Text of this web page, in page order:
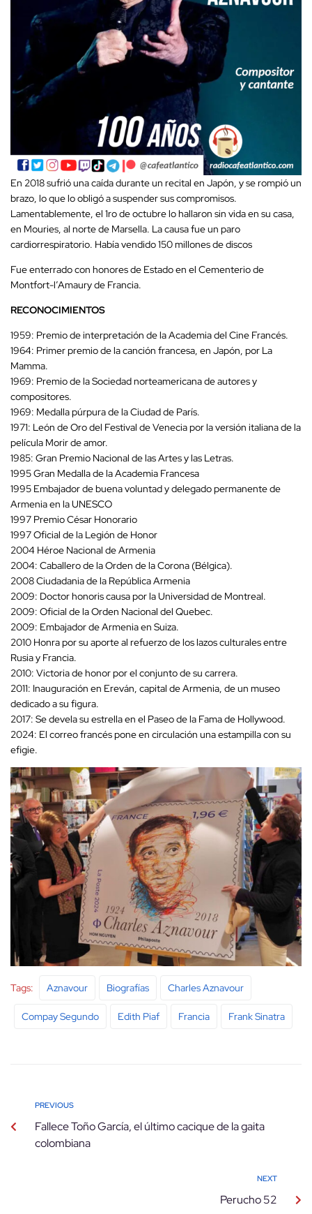
En 2018 sufrió una caída durante un recital en Japón, y se rompió un
brazo, lo que lo obligó a suspender sus compromisos.
Lamentablemente, el 1ro de octubre lo hallaron sin vida en su casa,
en Mouries, al norte de Marsella. La causa fue un paro
cardiorrespiratorio. Había vendido 150 millones de discos
Fue enterrado con honores de Estado en el Cementerio de
Montfort-l’Amaury de Francia.
RECONOCIMIENTOS
1959: Premio de interpretación de la Academia del Cine Francés.
1964: Primer premio de la canción francesa, en Japón, por La
Mamma.
1969: Premio de la Sociedad norteamericana de autores y
compositores.
1969: Medalla púrpura de la Ciudad de París.
1971: León de Oro del Festival de Venecia por la versión italiana de la
película Morir de amor.
1985: Gran Premio Nacional de las Artes y las Letras.
1995 Gran Medalla de la Academia Francesa
1995 Embajador de buena voluntad y delegado permanente de
Armenia en la UNESCO
1997 Premio César Honorario
1997 Oficial de la Legión de Honor
2004 Héroe Nacional de Armenia
2004: Caballero de la Orden de la Corona (Bélgica).
2008 Ciudadania de la República Armenia
2009: Doctor honoris causa por la Universidad de Montreal.
2009: Oficial de la Orden Nacional del Quebec.
2009: Embajador de Armenia en Suiza.
2010 Honra por su aporte al refuerzo de los lazos culturales entre
Rusia y Francia.
2010: Victoria de honor por el conjunto de su carrera.
2011: Inauguración en Ereván, capital de Armenia, de un museo
dedicado a su figura.
2017: Se devela su estrella en el Paseo de la Fama de Hollywood.
2024: El correo francés pone en circulación una estampilla con su
efigie.
Tags: Aznavour Biografías Charles Aznavour
Compay Segundo Edith Piaf Francia Frank Sinatra
PREVIOUS
Fallece Toño García, el último cacique de la gaita
colombiana
NEXT
Perucho 52